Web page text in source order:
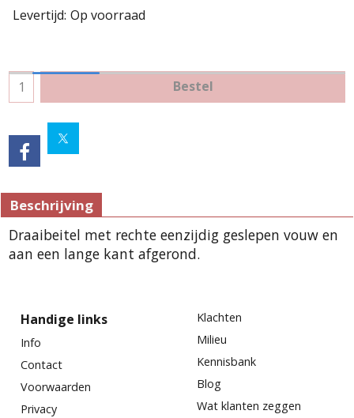
Levertijd: Op voorraad
Bestel
Beschrijving
Draaibeitel met rechte eenzijdig geslepen vouw en
aan een lange kant afgerond.
Handige links
Info
Contact
Voorwaarden
Privacy
Klachten
Milieu
Kennisbank
Blog
Wat klanten zeggen